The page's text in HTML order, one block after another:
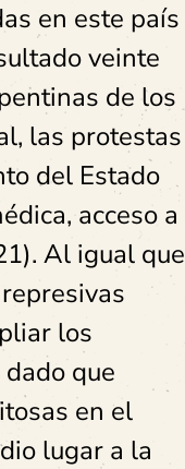
en este país
veinte
de los
las protestas
del Estado
acceso a
Al igual que
los
que
en el
lugar a la